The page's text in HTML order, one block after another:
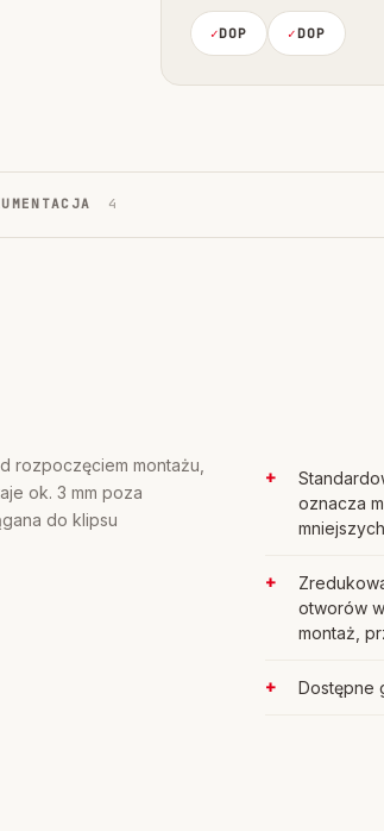
DOP DOP
4
rozpoczęciem montażu,
ok. 3 mm poza
do klipsu
oznacza
otworów
montaż,
Dostępne